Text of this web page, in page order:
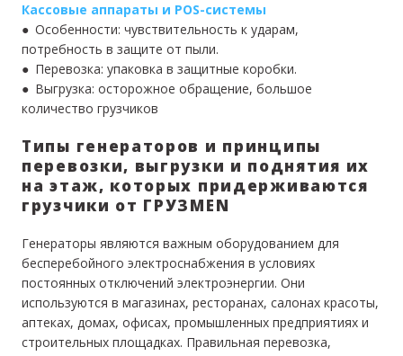
Кассовые аппараты и POS-системы
● Особенности: чувствительность к ударам,
потребность в защите от пыли.
● Перевозка: упаковка в защитные коробки.
● Выгрузка: осторожное обращение, большое
количество грузчиков
Типы генераторов и принципы
перевозки, выгрузки и поднятия их
на этаж, которых придерживаются
грузчики от ГРУЗMEN
Генераторы являются важным оборудованием для
бесперебойного электроснабжения в условиях
постоянных отключений электроэнергии. Они
используются в магазинах, ресторанах, салонах красоты,
аптеках, домах, офисах, промышленных предприятиях и
строительных площадках. Правильная перевозка,